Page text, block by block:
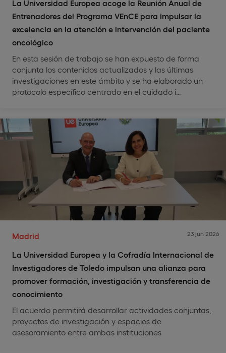
La Universidad Europea acoge la Reunión Anual de
Entrenadores del Programa VEnCE para impulsar la
excelencia en la atención e intervención del paciente
oncológico
En esta sesión de trabajo se han expuesto de forma
conjunta los contenidos actualizados y las últimas
investigaciones en este ámbito y se ha elaborado un
protocolo específico centrado en el cuidado i…
Madrid
La Universidad Europea y la Cofradía Internacional de
Investigadores de Toledo impulsan una alianza para
promover formación, investigación y transferencia de
conocimiento
23 jun 2026
El acuerdo permitirá desarrollar actividades conjuntas,
proyectos de investigación y espacios de
asesoramiento entre ambas instituciones